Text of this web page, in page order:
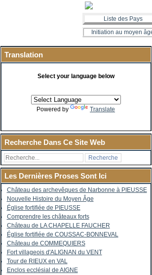
Liste des Pays
Initiation au moyen
Translation
Select your language below
Powered by Translate
Recherche Dans Ce Site Web
Les Dernières Proses Sont Ici
Château des archevêques de Narbonne à PIEUSSE
Nouvelle Histoire du Moyen Âge
Église fortifiée de PIEUSSE
Comprendre les châteaux forts
Château de LA CHAPELLE FAUCHER
Église fortifiée de COUSSAC-BONNEVAL
Château de COMMEQUIERS
Fort villageois d'ALIGNAN du VENT
Tour de RIEUX en VAL
Enclos ecclésial de AIGNE